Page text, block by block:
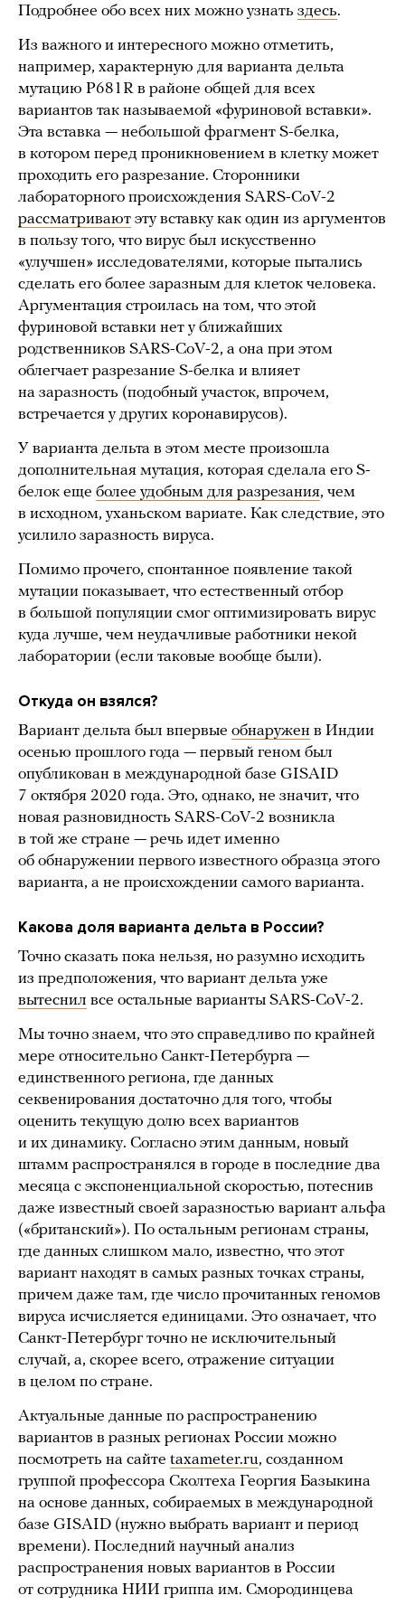
Подробнее обо всех них можно узнать здесь.
Из важного и интересного можно отметить,
например, характерную для варианта дельта
мутацию P681R в районе общей для всех
вариантов так называемой «фуриновой вставки».
Эта вставка — небольшой фрагмент S-белка,
в котором перед проникновением в клетку может
проходить его разрезание. Сторонники
лабораторного происхождения SARS-CoV-2
рассматривают эту вставку как один из аргументов
в пользу того, что вирус был искусственно
«улучшен» исследователями, которые пытались
сделать его более заразным для клеток человека.
Аргументация строилась на том, что этой
фуриновой вставки нет у ближайших
родственников SARS-CoV-2, а она при этом
облегчает разрезание S-белка и влияет
на заразность (подобный участок, впрочем,
встречается у других коронавирусов).
У варианта дельта в этом месте произошла
дополнительная мутация, которая сделала его S-
белок еще более удобным для разрезания, чем
в исходном, уханьском вариате. Как следствие, это
усилило заразность вируса.
Помимо прочего, спонтанное появление такой
мутации показывает, что естественный отбор
в большой популяции смог оптимизировать вирус
куда лучше, чем неудачливые работники некой
лаборатории (если таковые вообще были).
Откуда он взялся?
Вариант дельта был впервые обнаружен в Индии
осенью прошлого года — первый геном был
опубликован в международной базе GISAID
7 октября 2020 года. Это, однако, не значит, что
новая разновидность SARS-CoV-2 возникла
в той же стране — речь идет именно
об обнаружении первого известного образца этого
варианта, а не происхождении самого варианта.
Какова доля варианта дельта в России?
Точно сказать пока нельзя, но разумно исходить
из предположения, что вариант дельта уже
вытеснил все остальные варианты SARS-CoV-2.
Мы точно знаем, что это справедливо по крайней
мере относительно Санкт-Петербурга —
единственного региона, где данных
секвенирования достаточно для того, чтобы
оценить текущую долю всех вариантов
и их динамику. Согласно этим данным, новый
штамм распространялся в городе в последние два
месяца с экспоненциальной скоростью, потеснив
даже известный своей заразностью вариант альфа
(«британский»). По остальным регионам страны,
где данных слишком мало, известно, что этот
вариант находят в самых разных точках страны,
причем даже там, где число прочитанных геномов
вируса исчисляется единицами. Это означает, что
Санкт-Петербург точно не исключительный
случай, а, скорее всего, отражение ситуации
в целом по стране.
Актуальные данные по распространению
вариантов в разных регионах России можно
посмотреть на сайте taxameter.ru, созданном
группой профессора Сколтеха Георгия Базыкина
на основе данных, собираемых в международной
базе GISAID (нужно выбрать вариант и период
времени). Последний научный анализ
распространения новых вариантов в России
от сотрудника НИИ гриппа им. Смородинцева